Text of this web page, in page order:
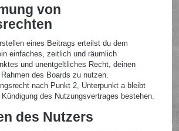
von
eines Beitrags erteilst du dem
einfaches, zeitlich und räumlich
und unentgeltliches Recht, deinen
des Boards zu nutzen.
nach Punkt 2, Unterpunkt a bleibt
des Nutzungsvertrages bestehen.
des Nutzers